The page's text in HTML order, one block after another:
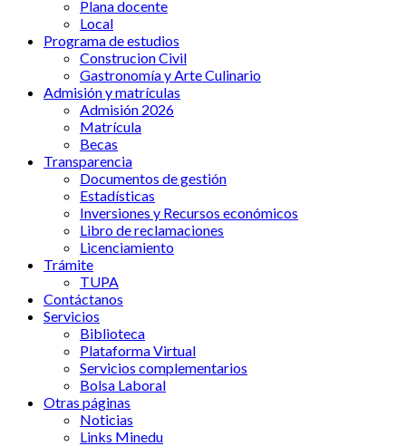
Plana docente
Local
Programa de estudios
Construcion Civil
Gastronomía y Arte Culinario
Admisión y matrículas
Admisión 2026
Matrícula
Becas
Transparencia
Documentos de gestión
Estadísticas
Inversiones y Recursos económicos
Libro de reclamaciones
Licenciamiento
Trámite
TUPA
Contáctanos
Servicios
Biblioteca
Plataforma Virtual
Servicios complementarios
Bolsa Laboral
Otras páginas
Noticias
Links Minedu